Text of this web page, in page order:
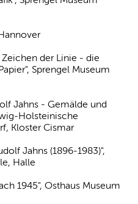
der Linie - die
Sprengel Museum
Jahns - Gemälde und
Holsteinische
Kloster Cismar
Jahns (1896-1983)",
Halle
1945", Osthaus Museum